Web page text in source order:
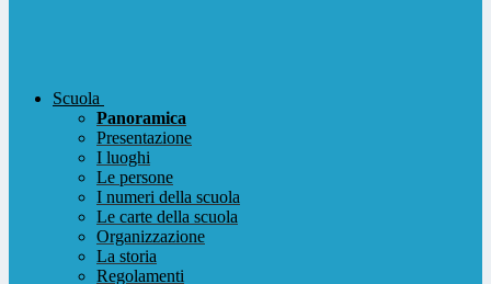
Scuola
Panoramica
Presentazione
I luoghi
Le persone
I numeri della scuola
Le carte della scuola
Organizzazione
La storia
Regolamenti